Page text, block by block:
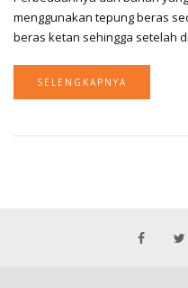
menggunakan tepung beras
beras ketan sehingga setelah
SELENGKAPNYA